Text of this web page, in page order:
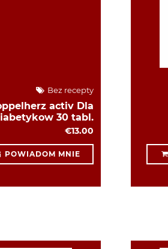
Bez recepty
activ Dla
30 tabl.
€13.00
POWIADOM MNIE